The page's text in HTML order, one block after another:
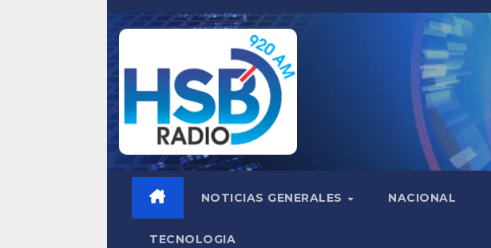
Saltar
NOTICIAS GENERALES NACIONAL
TECNOLOGIA